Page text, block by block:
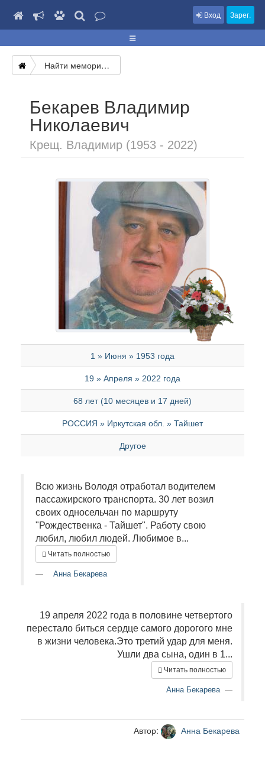
Вход Зарег.
Найти мемориал
Бекарев Владимир
Николаевич
Крещ. Владимир (1953 - 2022)
1 » Июня » 1953 года
19 » Апреля » 2022 года
68 лет (10 месяцев и 17 дней)
РОССИЯ » Иркутская обл. » Тайшет
Другое
Всю жизнь Володя отработал водителем
пассажирского транспорта. 30 лет возил
своих односельчан по маршруту
"Рождественка - Тайшет". Работу свою
любил, любил людей. Любимое в...
Читать полностью
Анна Бекарева
19 апреля 2022 года в половине четвертого
перестало биться сердце самого дорогого мне
в жизни человека.Это третий удар для меня.
Ушли два сына, один в 1...
Читать полностью
Анна Бекарева
Автор: Анна Бекарева